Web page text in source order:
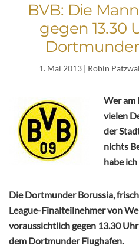
BVB: Die
gegen 13.30
1. Mai 2013 | Robin
Wer am
vielen
der
nichts
habe
Die Dortmunder Borussia,
League-Finalteilnehmer von
voraussichtlich gegen 13.30
dem Dortmunder Flughafen.